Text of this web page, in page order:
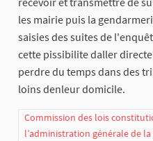
les mairie puis la
saisies des suites de
cette pissibilite daller
perdre du temps dans des
loins denleur domicile.
Commission des lois
l’administration générale de